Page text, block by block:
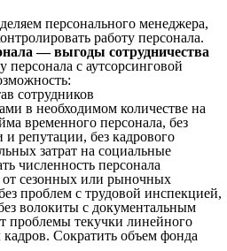
персонального менеджера,
работу персонала.
— выгоды сотрудничества
персонала с аутсорсинговой
сотрудников
в необходимом количестве на
временного персонала, без
репутации, без кадрового
затрат на социальные
численность персонала
от сезонных или рыночных
проблем с трудовой инспекцией,
волокиты с документальным
проблемы текучки линейного
кадров. Сократить объем фонда